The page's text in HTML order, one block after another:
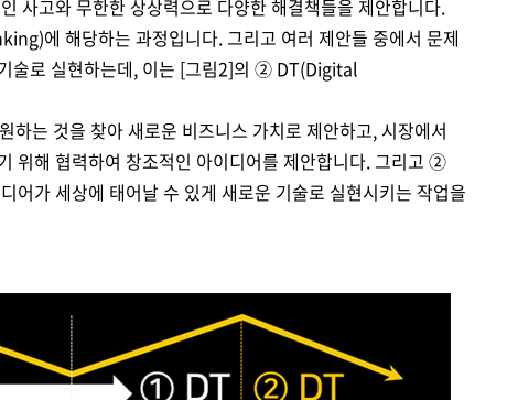
사고와 무한한 상상력으로 다양한 해결책들을 제안합니다.
에 해당하는 과정입니다. 그리고 여러 제안들 중에서 문제
술로 실현하는데, 이는 [그림2]의 ② DT(Digital
는 것을 찾아 새로운 비즈니스 가치로 제안하고, 시장에서
위해 협력하여 창조적인 아이디어를 제안합니다. 그리고 ②
가 세상에 태어날 수 있게 새로운 기술로 실현시키는 작업을